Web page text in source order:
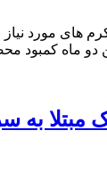
های مورد
دو ماه کمبود
مبتلا